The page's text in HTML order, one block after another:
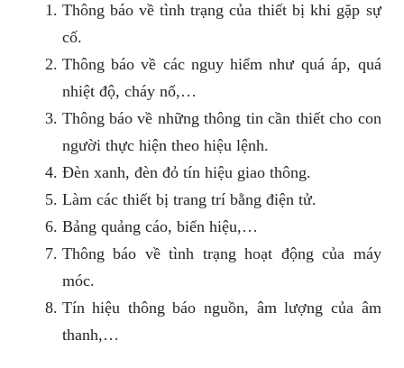
Thông báo về tình trạng của thiết bị khi gặp sự
cố.
Thông báo về các nguy hiểm như quá áp, quá
nhiệt độ, cháy nổ,…
Thông báo về những thông tin cần thiết cho con
người thực hiện theo hiệu lệnh.
Đèn xanh, đèn đỏ tín hiệu giao thông.
Làm các thiết bị trang trí bằng điện tử.
Bảng quảng cáo, biển hiệu,…
Thông báo về tình trạng hoạt động của máy
móc.
Tín hiệu thông báo nguồn, âm lượng của âm
thanh,…